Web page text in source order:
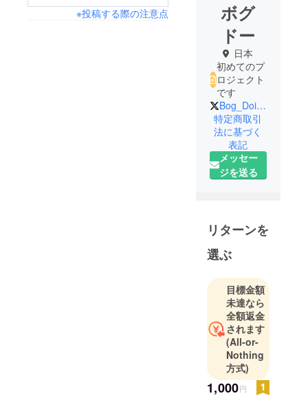
※投稿する際の注意点
ボグ
ドー
日本
初めてのプ
ロジェクト
です
Bog_Doing
特定商取引
法に基づく
表記
メッセー
ジを送る
リターンを
選ぶ
目標金額
未達なら
全額返金
されます
(All-or-
Nothing
方式)
1,000円